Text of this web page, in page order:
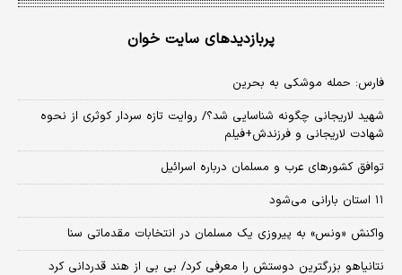
پربازدیدهای سایت خوان
فارس: حمله موشکی به بحرین
شهید لاریجانی چگونه شناسایی شد؟/ روایت تازه سردار کوثری از نحوه
شهادت لاریجانی و فرزندش+فیلم
توافق کشورهای عرب و مسلمان درباره اسرائیل
۱۱ استان بارانی می‌شود
واکنش «ونس» به پیروزی یک مسلمان در انتخابات مقدماتی سنا
نتانیاهو بزرگترین دوستش را معرفی کرد/ بی بی از هند قدردانی کرد